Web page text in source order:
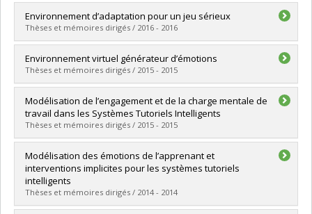
Graduate :Doumbouya, René Lanciné
Cycle : Master's
Grade :M. Sc.
Environnement d’adaptation pour un jeu sérieux
Thèses et mémoires dirigés / 2016 - 2016
Graduate :Ouellet, Sébastien
Cycle : Master's
Grade :M. Sc.
Environnement virtuel générateur d’émotions
Thèses et mémoires dirigés / 2015 - 2015
Graduate :Brosseau, Pierre-Olivier
Cycle : Master's
Grade :M. Sc.
Lien vers le document dans Papyrus
Modélisation de l’engagement et de la charge mentale de
travail dans les Systèmes Tutoriels Intelligents
Thèses et mémoires dirigés / 2015 - 2015
Graduate :Chaouachi, Maher
Cycle :Doctoral
Grade :Ph. D.
Lien vers le document dans Papyrus
Modélisation des émotions de l’apprenant et
interventions implicites pour les systèmes tutoriels
intelligents
Thèses et mémoires dirigés / 2014 - 2014